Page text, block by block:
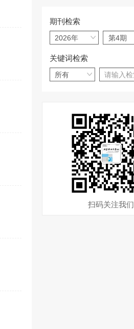
期刊检索
关键词检索
扫码关注我们